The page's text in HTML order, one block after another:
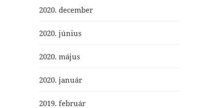
2020. december
2020. június
2020. május
2020. január
2019. február